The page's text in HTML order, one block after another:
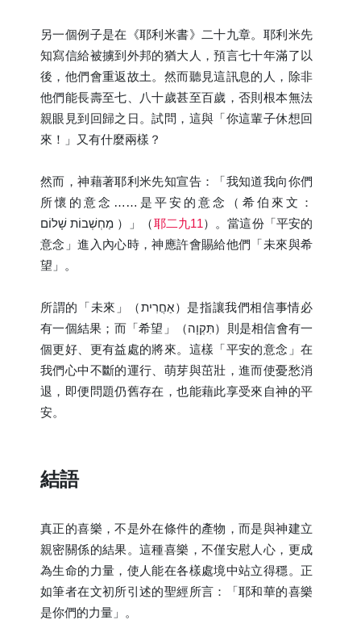
另一個例子是在《耶利米書》二十九章。耶利米先
知寫信給被擄到外邦的猶大人，預言七十年滿了以
後，他們會重返故土。然而聽見這訊息的人，除非
他們能長壽至七、八十歲甚至百歲，否則根本無法
親眼見到回歸之日。試問，這與「你這輩子休想回
來！」又有什麼兩樣？
然而，神藉著耶利米先知宣告：「我知道我向你們
所懷的意念……是平安的意念（希伯來文：
שָׁלוֹםמַחְשְׁבוֹת ）」（耶二九11）。當這份「平安的
意念」進入內心時，神應許會賜給他們「未來與希
望」。
所謂的「未來」（אַחֲרִית）是指讓我們相信事情必
有一個結果；而「希望」（תִּקְוָה）則是相信會有一
個更好、更有益處的將來。這樣「平安的意念」在
我們心中不斷的運行、萌芽與茁壯，進而使憂愁消
退，即便問題仍舊存在，也能藉此享受來自神的平
安。
結語
真正的喜樂，不是外在條件的產物，而是與神建立
親密關係的結果。這種喜樂，不僅安慰人心，更成
為生命的力量，使人能在各樣處境中站立得穩。正
如筆者在文初所引述的聖經所言：「耶和華的喜樂
是你們的力量」。